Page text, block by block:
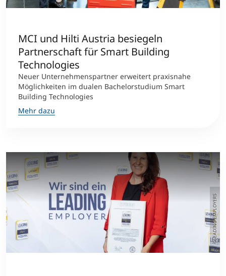
MCI und Hilti Austria besiegeln
Partnerschaft für Smart Building
Technologies
Neuer Unternehmenspartner erweitert praxisnahe
Möglichkeiten im dualen Bachelorstudium Smart
Building Technologies
Mehr dazu
©LEADING EMPLOYERS